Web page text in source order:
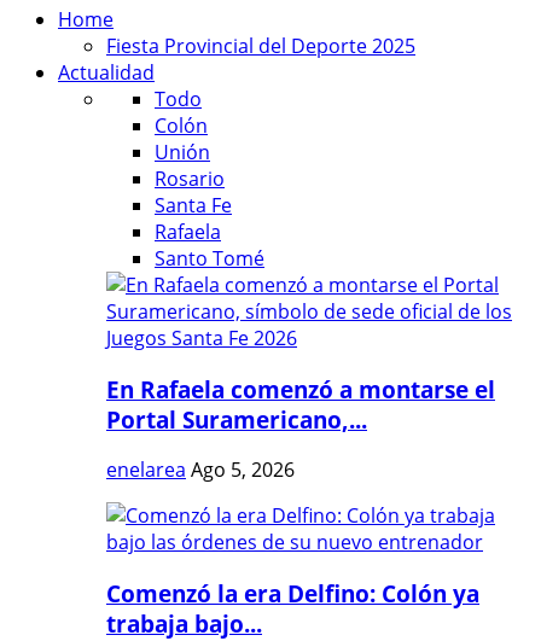
Home
Fiesta Provincial del Deporte 2025
Actualidad
Todo
Colón
Unión
Rosario
Santa Fe
Rafaela
Santo Tomé
En Rafaela comenzó a montarse el
Portal Suramericano,...
enelarea Ago 5, 2026
Comenzó la era Delfino: Colón ya
trabaja bajo...